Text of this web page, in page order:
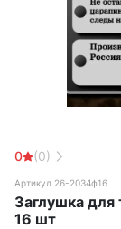
0 (0)
Артикул 26-2034ф16
Заглушка для
16 шт